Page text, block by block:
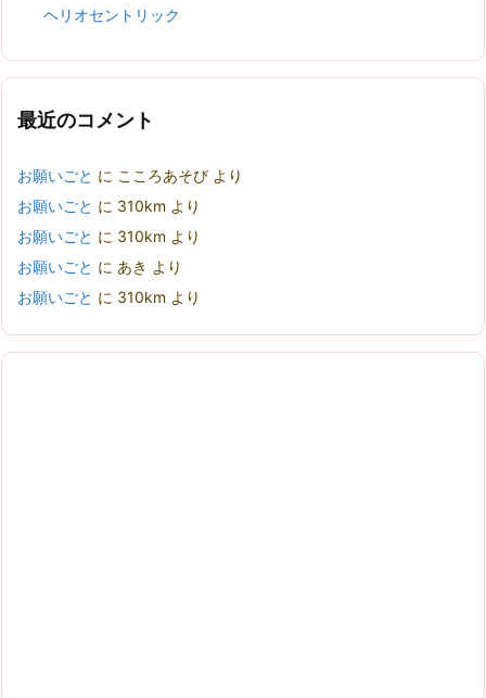
ヘリオセントリック
最近のコメント
お願いごと に こころあそび より
お願いごと に 310km より
お願いごと に 310km より
お願いごと に あき より
お願いごと に 310km より